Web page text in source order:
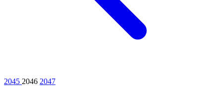
2045 2046 2047